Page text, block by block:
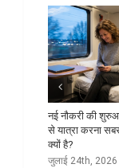
नई नौकरी की
से यात्रा करना
क्यों है?
जुलाई 24th, 2026